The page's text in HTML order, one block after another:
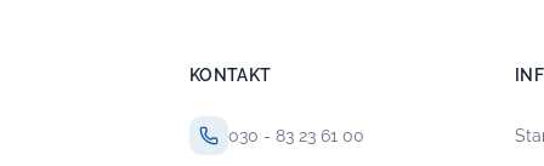
KONTAKT
030 - 83 23 61 00